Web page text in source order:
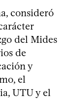
consideró
del Mides
de
y
el
UTU y el